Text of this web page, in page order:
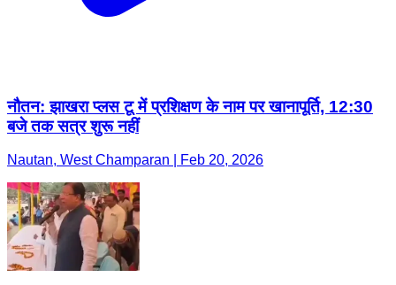
नौतन: झाखरा प्लस टू में प्रशिक्षण के नाम पर खानापूर्ति, 12:30
बजे तक सत्र शुरू नहीं
Nautan, West Champaran | Feb 20, 2026